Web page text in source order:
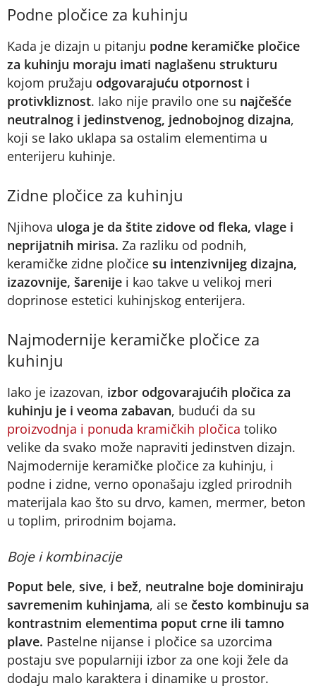
Podne pločice za kuhinju
Kada je dizajn u pitanju podne keramičke pločice
za kuhinju moraju imati naglašenu strukturu
kojom pružaju odgovarajuću otpornost i
protivkliznost. Iako nije pravilo one su najčešće
neutralnog i jedinstvenog, jednobojnog dizajna,
koji se lako uklapa sa ostalim elementima u
enterijeru kuhinje.
Zidne pločice za kuhinju
Njihova uloga je da štite zidove od fleka, vlage i
neprijatnih mirisa. Za razliku od podnih,
keramičke zidne pločice su intenzivnijeg dizajna,
izazovnije, šarenije i kao takve u velikoj meri
doprinose estetici kuhinjskog enterijera.
Najmodernije keramičke pločice za
kuhinju
Iako je izazovan, izbor odgovarajućih pločica za
kuhinju je i veoma zabavan, budući da su
proizvodnja i ponuda kramičkih pločica toliko
velike da svako može napraviti jedinstven dizajn.
Najmodernije keramičke pločice za kuhinju, i
podne i zidne, verno oponašaju izgled prirodnih
materijala kao što su drvo, kamen, mermer, beton
u toplim, prirodnim bojama.
Boje i kombinacije
Poput bele, sive, i bež, neutralne boje dominiraju
savremenim kuhinjama, ali se često kombinuju sa
kontrastnim elementima poput crne ili tamno
plave. Pastelne nijanse i pločice sa uzorcima
postaju sve popularniji izbor za one koji žele da
dodaju malo karaktera i dinamike u prostor.